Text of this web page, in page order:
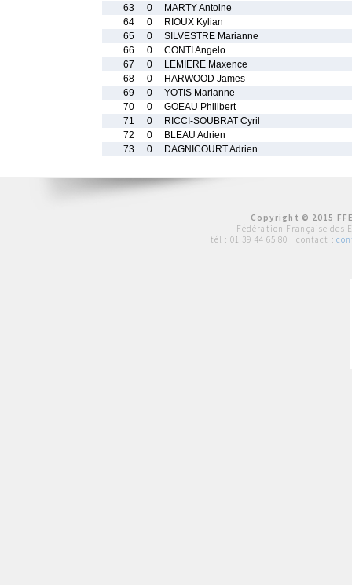
63
0
MARTY Antoine
64
0
RIOUX Kylian
65
0
SILVESTRE Marianne
66
0
CONTI Angelo
67
0
LEMIERE Maxence
68
0
HARWOOD James
69
0
YOTIS Marianne
70
0
GOEAU Philibert
71
0
RICCI-SOUBRAT Cyril
72
0
BLEAU Adrien
73
0 DAGNICOURT Adrien
Copyright © 2015
Fédération Française des
tél : 01 39 44 65 80 | contact :